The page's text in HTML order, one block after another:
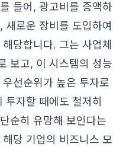
들어, 광고비를 증액하
새로운 장비를 도입하여
당합니다. 그는 사업체
보고, 이 시스템의 성능
선순위가 높은 투자로
자할 때에도 철저히
순히 유망해 보인다는
당 기업의 비즈니스 모